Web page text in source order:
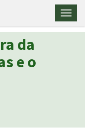
da
e o